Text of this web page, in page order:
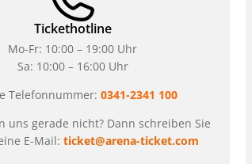
Tickethotline
Mo-Fr: 10:00 – 19:00 Uhr
Sa: 10:00 – 16:00 Uhr
Telefonnummer:0341-2341 100
uns gerade nicht? Dann schreiben Sie
E-Mail: ticket@arena-ticket.com